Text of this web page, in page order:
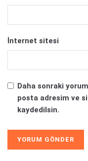
İnternet sitesi
Daha sonraki
posta adresim ve
kaydedilsin.